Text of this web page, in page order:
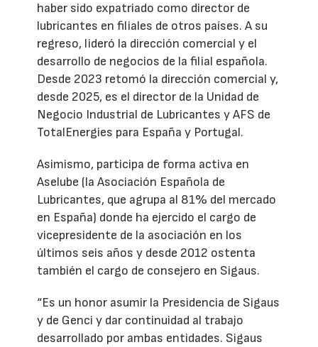
haber sido expatriado como director de
lubricantes en filiales de otros países. A su
regreso, lideró la dirección comercial y el
desarrollo de negocios de la filial española.
Desde 2023 retomó la dirección comercial y,
desde 2025, es el director de la Unidad de
Negocio Industrial de Lubricantes y AFS de
TotalEnergies para España y Portugal.
Asimismo, participa de forma activa en
Aselube (la Asociación Española de
Lubricantes, que agrupa al 81% del mercado
en España) donde ha ejercido el cargo de
vicepresidente de la asociación en los
últimos seis años y desde 2012 ostenta
también el cargo de consejero en Sigaus.
“Es un honor asumir la Presidencia de Sigaus
y de Genci y dar continuidad al trabajo
desarrollado por ambas entidades. Sigaus